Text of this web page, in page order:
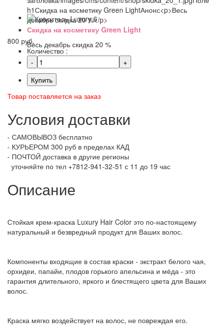
Скидка на косметику Green Light
Весь декабрь скидка 20 %
800 руб.
Количество :
Купить
Товар поставляется на заказ
Условия доставки
- САМОВЫВОЗ бесплатно
- КУРЬЕРОМ 300 руб в пределах КАД
- ПОЧТОЙ доставка в другие регионы
уточняйте по тел +7812-941-32-51 с 11 до 19 час
Описание
Стойкая крем-краска Luxury Hair Color это по-настоящему
натуральный и безвредный продукт для Ваших волос.
Компоненты входящие в состав краски - экстракт белого чая,
орхидеи, папайи, плодов горького апельсина и мёда - это
гарантия длительного, яркого и блестящего цвета для Ваших
волос.
Краска мягко воздействует на волос, не повреждая его.